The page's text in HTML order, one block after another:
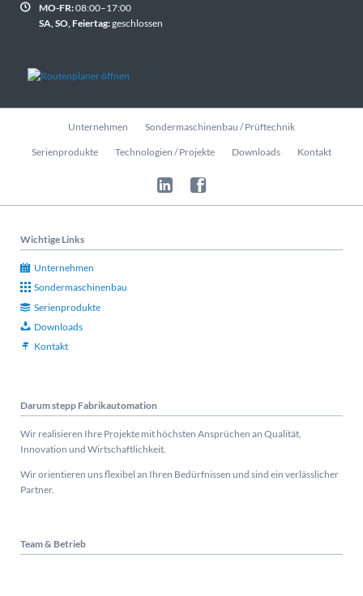
MO-FR:08:00–17:00
SA, SO, Feiertag:geschlossen
Navigation
Unternehmen Sondermaschinenbau / Prüftechnik
Serienprodukte Technologien / Projekte Downloads Kontakt
Wichtige Links
Unternehmen
Sondermaschinenbau
Serienprodukte
Downloads
Kontakt
Darum stepp Fabrikautomation
Wir realisieren Ihre Projekte mit höchsten Ansprüchen an Qualität,
Innovation und Wirtschaftlichkeit.
Wir orientieren uns flexibel an Ihren Bedürfnissen und sind ein verlässlicher
Partner.
Team & Betrieb